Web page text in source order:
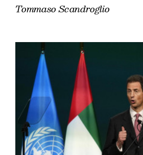
Tommaso Scandroglio